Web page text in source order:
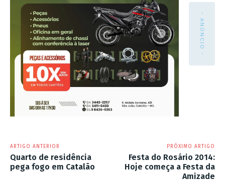
- ANÚNCIO -
ARTIGO ANTERIOR
Quarto de residência
pega fogo em Catalão
PRÓXIMO ARTIGO
Festa do Rosário 2014:
Hoje começa a Festa da
Amizade